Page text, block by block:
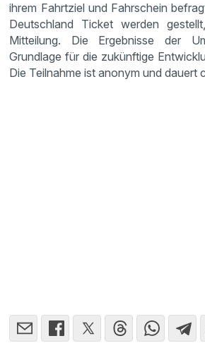
ihrem Fahrtziel und Fahrschein
Deutschland Ticket werden
Mitteilung. Die Ergebnisse der
Grundlage für die zukünftige
Die Teilnahme ist anonym und dauert